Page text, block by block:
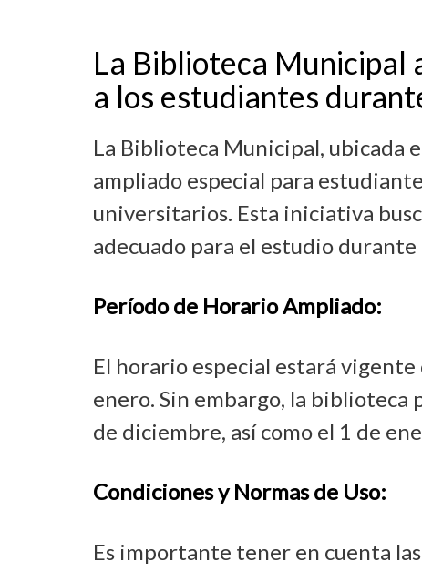
La Biblioteca Municipal
a los estudiantes
La Biblioteca Municipal, ubicada
ampliado especial para
universitarios. Esta iniciativa
adecuado para el estudio durante
Período de Horario Ampliado:
El horario especial estará
enero. Sin embargo, la biblioteca
de diciembre, así como el 1 de
Condiciones y Normas de Uso:
Es importante tener en cuenta